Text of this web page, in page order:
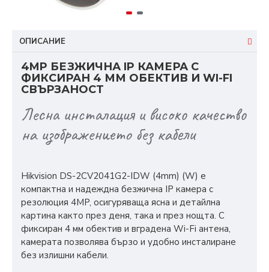
ОПИСАНИЕ
4MP БЕЗЖИЧНА IP КАМЕРА С
ФИКСИРАН 4 ММ ОБЕКТИВ И WI-FI
СВЪРЗАНОСТ
Лесна инсталация и високо качество
на изображението без кабели
Hikvision DS-2CV2041G2-IDW (4mm) (W) е
компактна и надеждна безжична IP камера с
резолюция 4MP, осигуряваща ясна и детайлна
картина както през деня, така и през нощта. С
фиксиран 4 мм обектив и вградена Wi-Fi антена,
камерата позволява бързо и удобно инсталиране
без излишни кабели.